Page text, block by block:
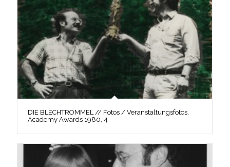
DIE BLECHTROMMEL // Fotos / Veranstaltungsfotos,
Academy Awards 1980, 4